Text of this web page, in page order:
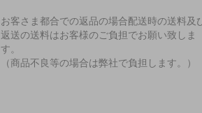
お客さま都合での返品の場合配送時の送料及
返送の送料はお客様のご負担でお願い致しま
す。
（商品不良等の場合は弊社で負担します。）